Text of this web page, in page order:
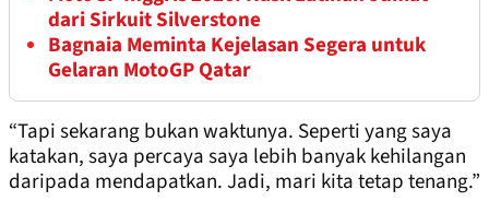
dari Sirkuit Silverstone
Bagnaia Meminta Kejelasan Segera untuk
Gelaran MotoGP Qatar
“Tapi sekarang bukan waktunya. Seperti yang saya
katakan, saya percaya saya lebih banyak kehilangan
daripada mendapatkan. Jadi, mari kita tetap tenang.”